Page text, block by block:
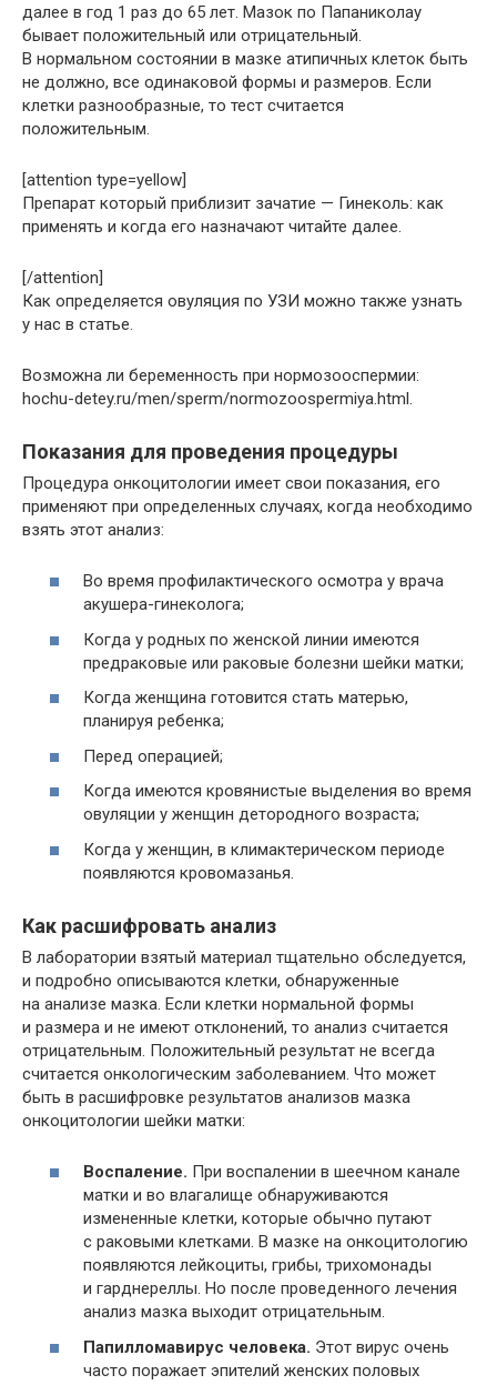
далее в год 1 раз до 65 лет. Мазок по Папаниколау
бывает положительный или отрицательный.
В нормальном состоянии в мазке атипичных клеток быть
не должно, все одинаковой формы и размеров. Если
клетки разнообразные, то тест считается
положительным.
[attention type=yellow]
Препарат который приблизит зачатие — Гинеколь: как
применять и когда его назначают читайте далее.
[/attention]
Как определяется овуляция по УЗИ можно также узнать
у нас в статье.
Возможна ли беременность при нормозооспермии:
hochu-detey.ru/men/sperm/normozoospermiya.html.
Показания для проведения процедуры
Процедура онкоцитологии имеет свои показания, его
применяют при определенных случаях, когда необходимо
взять этот анализ:
Во время профилактического осмотра у врача
акушера-гинеколога;
Когда у родных по женской линии имеются
предраковые или раковые болезни шейки матки;
Когда женщина готовится стать матерью,
планируя ребенка;
Перед операцией;
Когда имеются кровянистые выделения во время
овуляции у женщин детородного возраста;
Когда у женщин, в климактерическом периоде
появляются кровомазанья.
Как расшифровать анализ
В лаборатории взятый материал тщательно обследуется,
и подробно описываются клетки, обнаруженные
на анализе мазка. Если клетки нормальной формы
и размера и не имеют отклонений, то анализ считается
отрицательным. Положительный результат не всегда
считается онкологическим заболеванием. Что может
быть в расшифровке результатов анализов мазка
онкоцитологии шейки матки:
Воспаление. При воспалении в шеечном канале
матки и во влагалище обнаруживаются
измененные клетки, которые обычно путают
с раковыми клетками. В мазке на онкоцитологию
появляются лейкоциты, грибы, трихомонады
и гарднереллы. Но после проведенного лечения
анализ мазка выходит отрицательным.
Папилломавирус человека. Этот вирус очень
часто поражает эпителий женских половых